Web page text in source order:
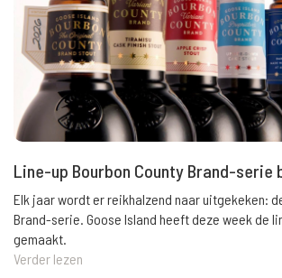
Line-up Bourbon County Brand-serie
Elk jaar wordt er reikhalzend naar uitgekeken:
Brand-serie. Goose Island heeft deze week de
gemaakt.
Verder lezen